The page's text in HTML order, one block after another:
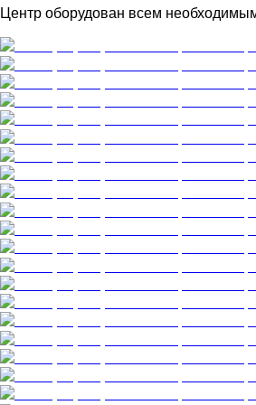
Центр оборудован всем